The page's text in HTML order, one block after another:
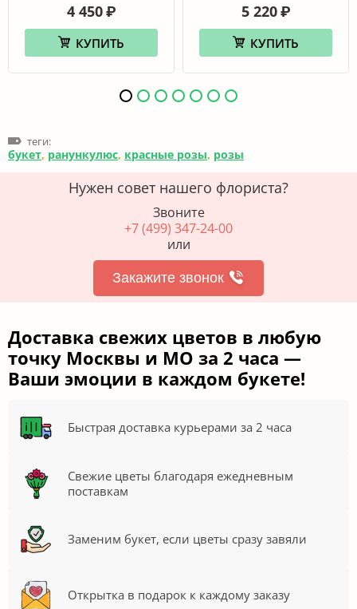
4 450 ₽
КУПИТЬ
5 220 ₽
КУПИТЬ
теги:
букет, ранункулюс, красные розы, розы
Нужен совет нашего флориста?
Звоните
+7 (499) 347-24-00
или
Закажите звонок
Доставка свежих цветов в любую
точку Москвы и МО за 2 часа —
Ваши эмоции в каждом букете!
Быстрая доставка курьерами за 2 часа
Свежие цветы благодаря ежедневным
поставкам
Заменим букет, если цветы сразу завяли
Открытка в подарок к каждому заказу